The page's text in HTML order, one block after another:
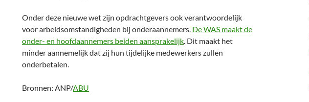
Onder deze nieuwe wet zijn opdrachtgevers ook verantwoordelijk
voor arbeidsomstandigheden bij onderaannemers. De WAS maakt de
onder- en hoofdaannemers beiden aansprakelijk. Dit maakt het
minder aannemelijk dat zij hun tijdelijke medewerkers zullen
onderbetalen.
Bronnen: ANP/ABU